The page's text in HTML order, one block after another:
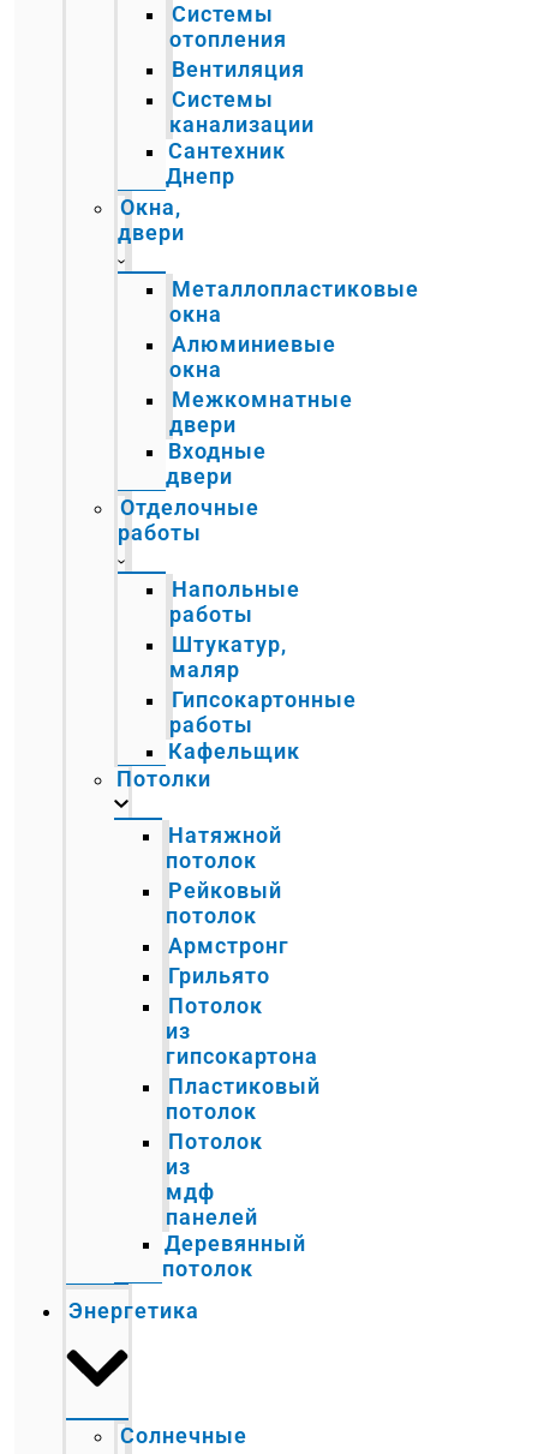
Системы
отопления
Вентиляция
Системы
канализации
Сантехник
Днепр
Окна,
двери
Металлопластиковые
окна
Алюминиевые
окна
Межкомнатные
двери
Входные
двери
Отделочные
работы
Напольные
работы
Штукатур,
маляр
Гипсокартонные
работы
Кафельщик
Потолки
Натяжной
потолок
Рейковый
потолок
Армстронг
Грильято
Потолок
из
гипсокартона
Пластиковый
потолок
Потолок
из
мдф
панелей
Деревянный
потолок
Энергетика
Солнечные